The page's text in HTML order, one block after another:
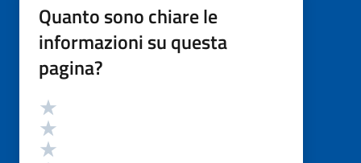
Quanto sono chiare le
informazioni su questa
pagina?
Valutazione